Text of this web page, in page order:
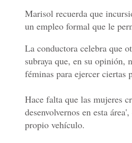
Marisol recuerda que
un empleo formal que le
La conductora celebra que
subraya que, en su opinión,
féminas para ejercer ciertas
Hace falta que las mujeres
desenvolvernos en esta
propio vehículo.